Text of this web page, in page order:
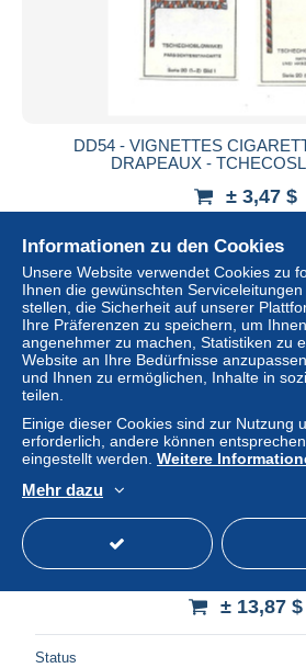
DD54 - VIGNETTES
DRAPEAUX -
± 3,47 $
Status
Neu
DD57 - VIGNETTES
NORVEGE - NORGE -
± 13,87 $
Status
Informationen zu den Cookies
Unsere Website verwendet Cookies zu
Ihnen die gewünschten
stellen, die Sicherheit auf unserer
Ihre Präferenzen zu speichern, um
angenehmer zu machen, Statistiken zu
Website an Ihre Bedürfnisse
und Ihnen zu ermöglichen, Inhalte in
teilen.
Einige dieser Cookies sind zur Nutzung
erforderlich, andere können
eingestellt werden. Weitere
Mehr dazu